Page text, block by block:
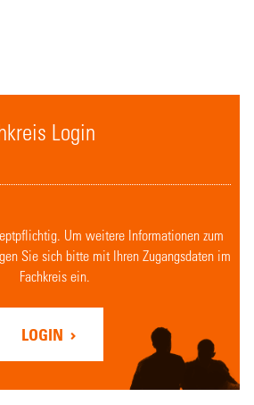
Login
Um weitere Informationen zum
Sie sich bitte mit Ihren Zugangsdaten im
Fachkreis ein.
LOGIN